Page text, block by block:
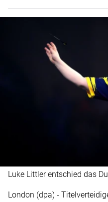
Luke Littler entschied das
London (dpa) -